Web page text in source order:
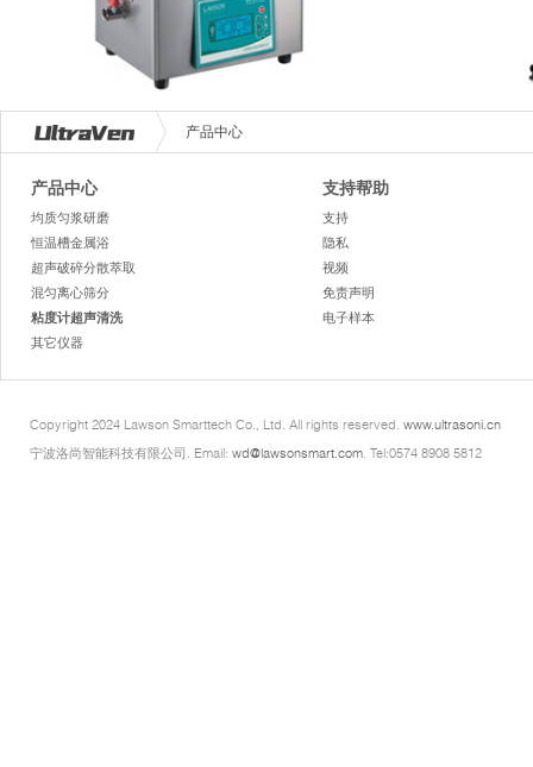
产品中心
产品中心
均质匀浆研磨
恒温槽金属浴
超声破碎分散萃取
混匀离心筛分
粘度计超声清洗
其它仪器
支持帮助
支持
隐私
视频
免责声明
电子样本
Copyright 2024 Lawson Smarttech Co., Ltd. All rights reserved. www.ultrasoni.cn
宁波洛尚智能科技有限公司. Email: wd@lawsonsmart.com . Tel:0574 8908 5812